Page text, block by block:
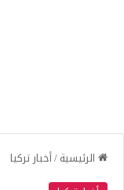
الرئيسية/أخبار تركيا